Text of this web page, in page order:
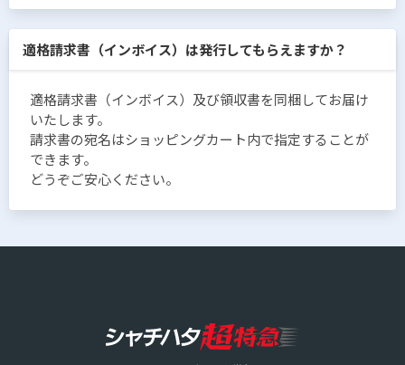
適格請求書（インボイス）は発行してもらえますか？
適格請求書（インボイス）及び領収書を同梱してお届け
いたします。
請求書の宛名はショッピングカート内で指定することが
できます。
どうぞご安心ください。